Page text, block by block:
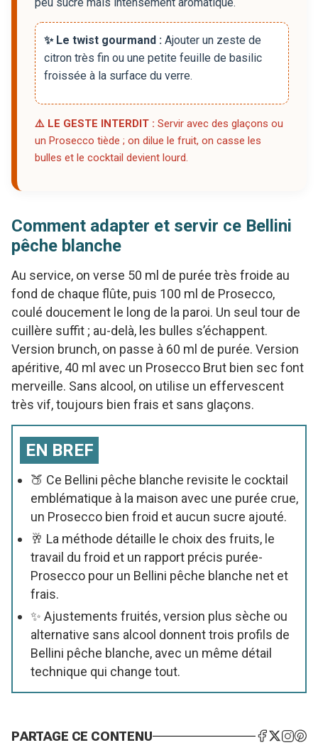
✨ Le twist gourmand : Ajouter un zeste de
citron très fin ou une petite feuille de basilic
froissée à la surface du verre.
⚠️ LE GESTE INTERDIT : Servir avec des glaçons ou
un Prosecco tiède ; on dilue le fruit, on casse les
bulles et le cocktail devient lourd.
Comment adapter et servir ce Bellini
pêche blanche
Au service, on verse 50 ml de purée très froide au
fond de chaque flûte, puis 100 ml de Prosecco,
coulé doucement le long de la paroi. Un seul tour de
cuillère suffit ; au-delà, les bulles s’échappent.
Version brunch, on passe à 60 ml de purée. Version
apéritive, 40 ml avec un Prosecco Brut bien sec font
merveille. Sans alcool, on utilise un effervescent
très vif, toujours bien frais et sans glaçons.
EN BREF
🍑 Ce Bellini pêche blanche revisite le cocktail
emblématique à la maison avec une purée crue,
un Prosecco bien froid et aucun sucre ajouté.
🥂 La méthode détaille le choix des fruits, le
travail du froid et un rapport précis purée-
Prosecco pour un Bellini pêche blanche net et
frais.
✨ Ajustements fruités, version plus sèche ou
alternative sans alcool donnent trois profils de
Bellini pêche blanche, avec un même détail
technique qui change tout.
PARTAGE CE CONTENU